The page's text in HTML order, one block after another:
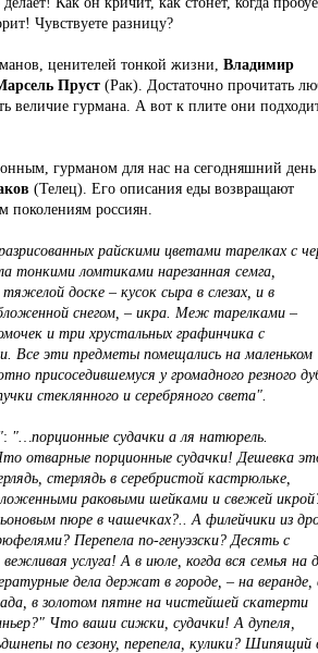
Чувствуете разницу?
ценителей тонкой жизни, Владимир
Пруст (Рак). Достаточно прочитать
величие гурмана. А вот к плите они
гурманом для нас на сегодняшний день
(Телец). Его описания еды возвращают
поколениям россиян.
райскими цветами тарелках с
тонкими ломтиками нарезанная семга,
доске – кусок сыра в слезах, и в
снегом, – икра. Меж тарелками –
и три хрустальных графинчика с
Все эти предметы помещались на маленьком
присоседившемуся у громадного резного
стеклянного и серебряного света".
: "…порционные судачки а ля натюрель.
отварные порционные судачки! Дешевка
стерлядь в серебристой кастрюльке,
раковыми шейками и свежей
пюре в чашечках?.. А филейчики из
Перепела по-генуэзски? Десять с
услуга! А в июле, когда вся семья на
дела держат в городе, – на веранде,
в золотом пятне на чистейшей скатерти
Что ваши сижки, судачки! А дупеля,
по сезону, перепела, кулики? Шипящий